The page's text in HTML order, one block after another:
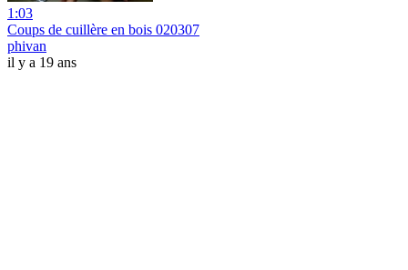
1:03
Coups de cuillère en bois 020307
phivan
il y a 19 ans